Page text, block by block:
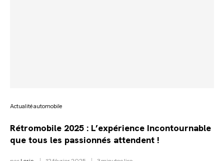
Actualité automobile
Rétromobile 2025 : L’expérience Incontournable
que tous les passionnés attendent !